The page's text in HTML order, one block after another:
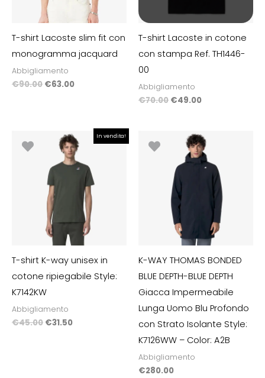
T-shirt Lacoste slim fit con
monogramma jacquard
Abbigliamento
€90.00 €63.00
T-shirt Lacoste in cotone
con stampa Ref. TH1446-
00
Abbigliamento
€70.00 €49.00
In vendita!
T-shirt K-way unisex in
cotone ripiegabile Style:
K7142KW
Abbigliamento
€45.00
prezzo
originale
era:
€45.00.
€31.50
Il
prezzo
attuale
è:
€31.50.
K-WAY THOMAS BONDED
BLUE DEPTH-BLUE DEPTH
Giacca Impermeabile
Lunga Uomo Blu Profondo
con Strato Isolante Style:
K7126WW – Color: A2B
Abbigliamento
€280.00